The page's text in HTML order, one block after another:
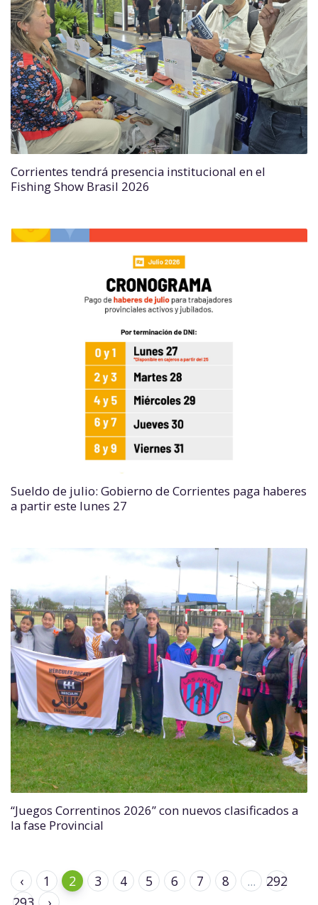
Corrientes tendrá presencia institucional en el
Fishing Show Brasil 2026
Sueldo de julio: Gobierno de Corrientes paga haberes
a partir este lunes 27
“Juegos Correntinos 2026” con nuevos clasificados a
la fase Provincial
‹ 1 2 3 4 5 6 7 8 ...
292